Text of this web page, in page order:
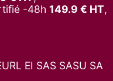
-48h 149.9 € HT,
EI SAS SASU SA